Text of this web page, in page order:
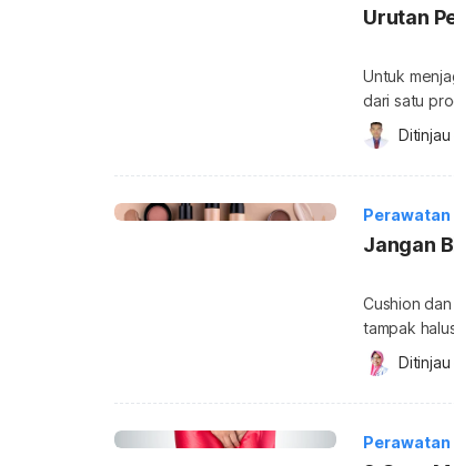
Urutan
Untuk
dari satu
skincare
produk
Urutan
Jangan
Cushion
tampak
foundation
foundation